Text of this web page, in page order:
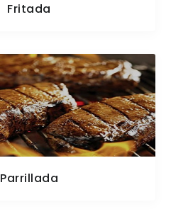
Fritada
Parrillada